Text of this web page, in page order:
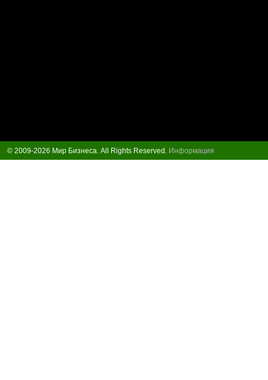
© 2009-2026 Мир Бизнеса. All Rights Reserved. Информация